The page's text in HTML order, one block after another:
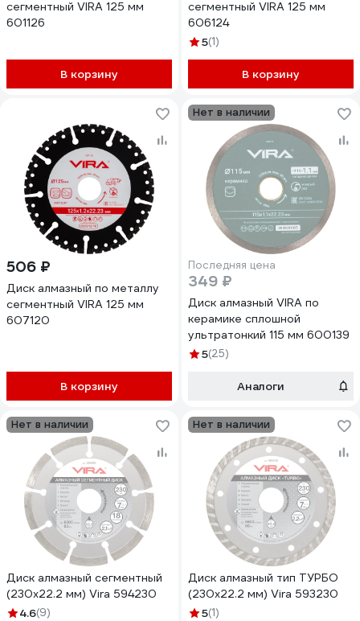
сегментный VIRA 125 мм
601126
В корзину
сегментный VIRA 125 мм
606124
5(1)
В корзину
506 ₽
Диск алмазный по металлу
сегментный VIRA 125 мм
607120
В корзину
Нет в наличии
Последняя цена
349 ₽
Диск алмазный VIRA по
керамике сплошной
ультратонкий 115 мм 600139
5(25)
Аналоги
Нет в наличии
Диск алмазный сегментный
(230х22.2 мм) Vira 594230
4.6(9)
Нет в наличии
Диск алмазный тип ТУРБО
(230х22.2 мм) Vira 593230
5(1)